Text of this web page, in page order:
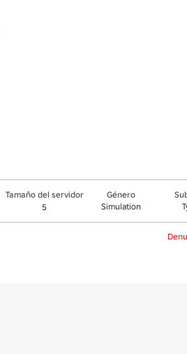
Tamaño del servidor
5
Género
Simulation